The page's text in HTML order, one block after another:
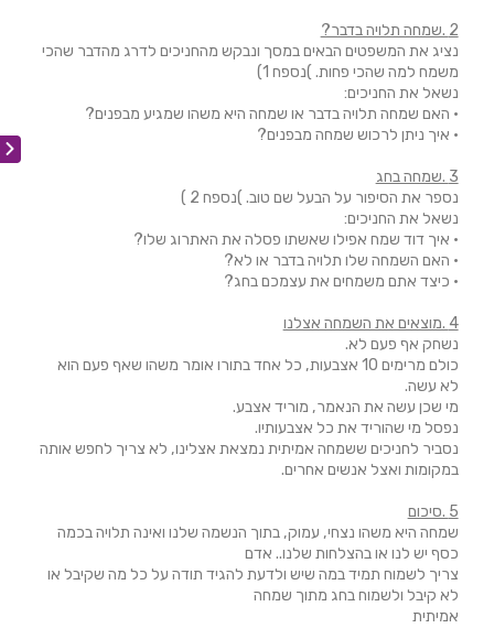
2 .שמחה תלויה בדבר?
נציג את המשפטים הבאים במסך ונבקש מהחניכים לדרג מהדבר שהכי
משמח למה שהכי פחות. )נספח 1)
נשאל את החניכים:
• האם שמחה תלויה בדבר או שמחה היא משהו שמגיע מבפנים?
• איך ניתן לרכוש שמחה מבפנים?
3 .שמחה בחג
נספר את הסיפור על הבעל שם טוב. )נספח 2 )
נשאל את החניכים:
• איך דוד שמח אפילו שאשתו פסלה את האתרוג שלו?
• האם השמחה שלו תלויה בדבר או לא?
• כיצד אתם משמחים את עצמכם בחג?
4 .מוצאים את השמחה אצלנו
נשחק אף פעם לא.
כולם מרימים 10 אצבעות, כל אחד בתורו אומר משהו שאף פעם הוא
לא עשה.
מי שכן עשה את הנאמר, מוריד אצבע.
נפסל מי שהוריד את כל אצבעותיו.
נסביר לחניכים ששמחה אמיתית נמצאת אצלינו, לא צריך לחפש אותה
במקומות ואצל אנשים אחרים.
5 .סיכום
שמחה היא משהו נצחי, עמוק, בתוך הנשמה שלנו ואינה תלויה בכמה
כסף יש לנו או בהצלחות שלנו.. אדם
צריך לשמוח תמיד במה שיש ולדעת להגיד תודה על כל מה שקיבל או
לא קיבל ולשמוח בחג מתוך שמחה
אמיתית